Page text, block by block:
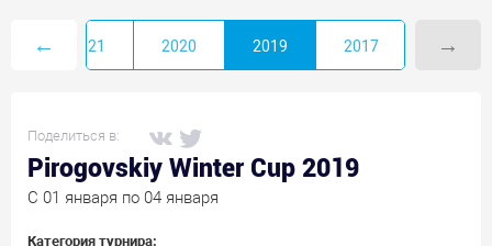
← 2021 2020 2019 2017 →
Поделиться в:
Pirogovskiy Winter Cup 2019
C 01 января по 04 января
Категория турнира: